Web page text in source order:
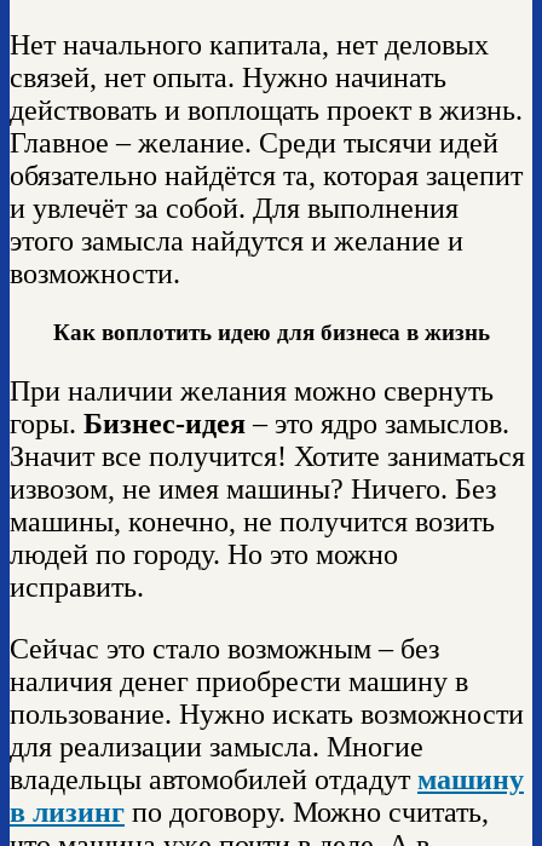
Нет начального капитала, нет деловых
связей, нет опыта. Нужно начинать
действовать и воплощать проект в жизнь.
Главное – желание. Среди тысячи идей
обязательно найдётся та, которая зацепит
и увлечёт за собой. Для выполнения
этого замысла найдутся и желание и
возможности.
Как воплотить идею для бизнеса в жизнь
При наличии желания можно свернуть
горы. Бизнес-идея– это ядро замыслов.
Значит все получится! Хотите заниматься
извозом, не имея машины? Ничего. Без
машины, конечно, не получится возить
людей по городу. Но это можно
исправить.
Сейчас это стало возможным – без
наличия денег приобрести машину в
пользование. Нужно искать возможности
для реализации замысла. Многие
владельцы автомобилей отдадутмашину
в лизинг по договору. Можно считать,